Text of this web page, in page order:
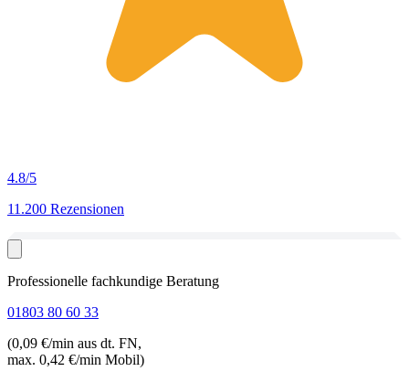
4.8/5
11.200 Rezensionen
Professionelle fachkundige Beratung
01803 80 60 33
(0,09 €/min aus dt. FN,
max. 0,42 €/min Mobil)